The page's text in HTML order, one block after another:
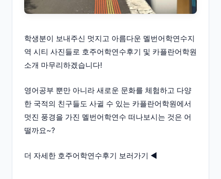
학생분이 보내주신 멋지고 아름다운 멜번어학연수지
역 시티 사진들로 호주어학연수후기 및 카플란어학원
소개 마무리하겠습니다!
영어공부 뿐만 아니라 새로운 문화를 체험하고 다양
한 국적의 친구들도 사귈 수 있는 카플란어학원에서
멋진 풍경을 가진 멜번어학연수 떠나보시는 것은 어
떨까요~?
더 자세한 호주어학연수후기 보러가기 ◀